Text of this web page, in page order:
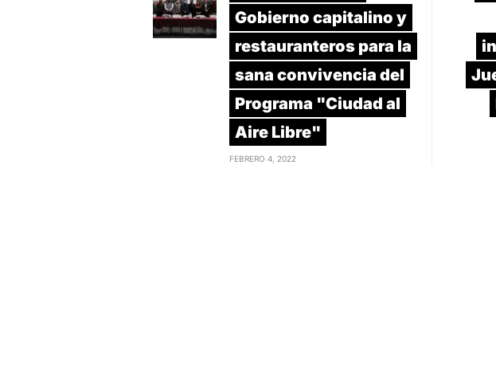
Gobierno capitalino y
restauranteros para la
sana convivencia del
Programa "Ciudad al
Aire Libre"
FEBRERO 4, 2022